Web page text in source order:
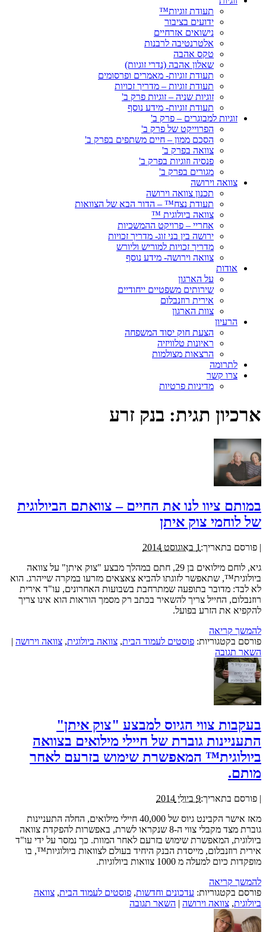
תעודת זוגיות™
ידועים בציבור
נישואים אזרחיים
אלטרנטיבה לרבנות
טקס אהבה
שאלון אהבה (נדרי זוגיות)
תעודת זוגיות- מאמרים ופרסומים
תעודת זוגיות – מדריך זכויות
זוגיות שניה – זוגיות פרק ב'
תעודת זוגיות- מידע נוסף
זוגיות למבוגרים – פרק ב'
הפרוייקט של פרק ב'
הסכם ממון – חיים משתפים בפרק ב'
צוואה בפרק ב'
פנסיה וזוגיות בפרק ב'
מגורים בפרק ב'
צוואה וירושה
תכנון צוואה וירושה
תעודת נצח™ – הדור הבא של הצוואות
צוואה ביולוגית ™
אחריי – פרויקט ההמשכיות
ירושה בין בני זוג- מדריך זכויות
מדריך זכויות למוריש וליורש
צוואה וירושה- מידע נוסף
אודות
על הארגון
שירותים משפטיים ייחודיים
אירית רוזנבלום
צוות הארגון
הרעיון
הצעת חוק יסוד המשפחה
ראיונות טלוויזיה
הרצאות מצולמות
לתרומה
צרו קשר
מדיניות פרטיות
ארכיון תגית: בנק זרע
במותם ציוו לנו את החיים – צוואתם הביולוגית
של לוחמי צוק איתן
| פורסם בתאריך: 1 באוגוסט 2014
גיא, לוחם מילואים בן 29, חתם במהלך מבצע "צוק איתן" על צוואה
ביולוגית™, שתאפשר לזוגתו להביא צאצאים מזרעו במקרה שייהרג. הוא
לא לבד: מדובר בתופעה שמתרחבת בשבועות האחרונים, עו"ד אירית
רוזנבלום, החייל צריך להשאיר בכתב רק מסמך הוראות הוא אינו צריך
להקפיא את הזרע בפועל.
להמשך קריאה
פורסם בקטגוריות: פוסטים לעמוד הבית, צוואה ביולוגית, צוואה וירושה |
השאר תגובה
בעקבות צווי הגיוס למבצע "צוק איתן"
התעניינות גוברת של חיילי מילואים בצוואה
ביולוגית™ המאפשרת שימוש בזרעם לאחר
מותם.
| פורסם בתאריך:9 ביולי 2014
מאז אישר הקבינט גיוס של 40,000 חיילי מילואים, החלה התעניינות
גוברת מצד מקבלי צווי ה-8 שנקראו לשרת, באפשרות להפקדת צוואה
ביולוגית, המאפשרת שימוש בזרעם לאחר המוות. כך נמסר על ידי עו"ד
אירית רוזנבלום, מייסדת הבנק היחיד בעולם לצוואות ביולוגיות™, בו
מופקדות כיום למעלה מ 1000 צוואות ביולוגיות.
להמשך קריאה
פורסם בקטגוריות: עדכונים וחדשות, פוסטים לעמוד הבית, צוואה
ביולוגית, צוואה וירושה | השאר תגובה